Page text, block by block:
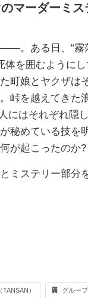
マーダーミ
。ある日、“霧
体を囲むように
町娘とヤクザは
峠を越えてきた
にはそれぞれ隠
秘めている技を
が起こったのか?
ミステリー部分
） グルー